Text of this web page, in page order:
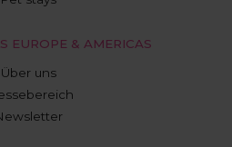
EUROPE & AMERICAS
Über uns